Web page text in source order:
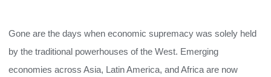
Gone are the days when economic supremacy was solely held
by the traditional powerhouses of the West. Emerging
economies across Asia, Latin America, and Africa are now